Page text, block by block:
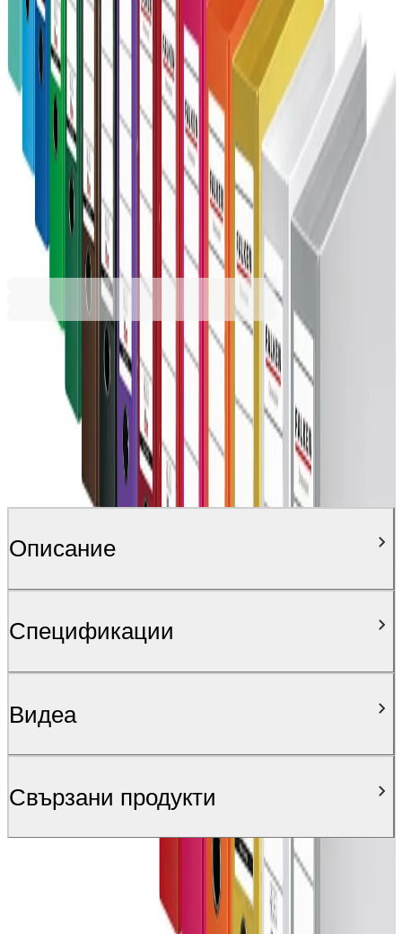
Зелен
Кафяв
Лилав
Морскозелен
Наситено розов
Оранжев
Светлозелен
Светлосин
Сив
Син
Червен
5,99 €
11,71 лв.
Описание
Спецификации
Видеa
Свързани продукти